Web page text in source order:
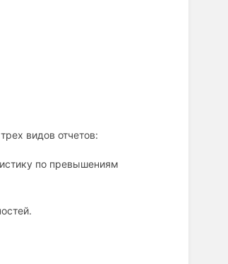
видов отчетов:
по превышениям